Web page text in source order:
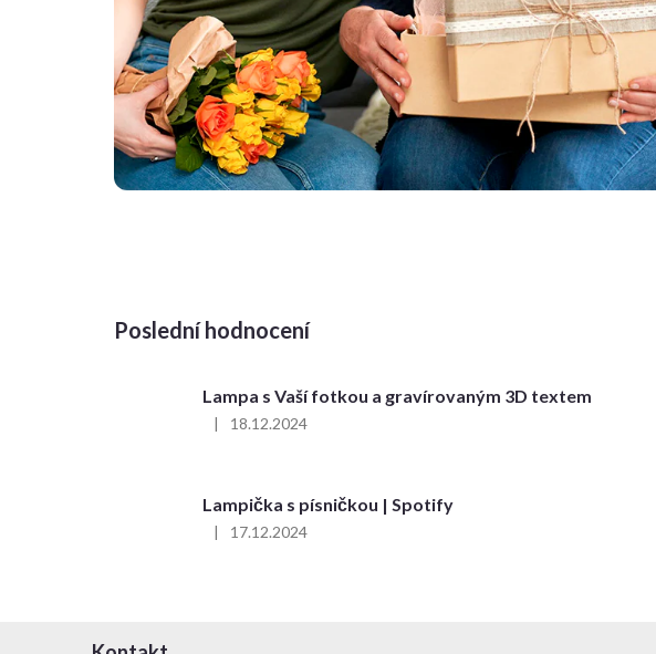
Poslední hodnocení
Lampa s Vaší fotkou a gravírovaným 3D textem
Hodnocení
5
z
| 18.12.2024
Lampička s písničkou | Spotify
Hodnocení
| 17.12.2024